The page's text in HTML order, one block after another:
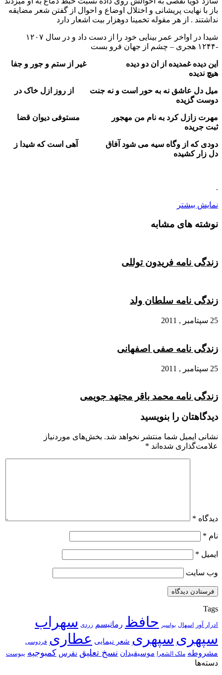
باز با نهایت پریشانی و اختلال اوضاع و احوال از گفتن شعر مضایقه
نداشتند . از هر مقوله تخمینا دوهزار بیت اشعار دارد
شیدا در اواخر عمر بینایی خود را از دست داد و در سال ۱۲۰۷
-۱۲۴۴ هجری – چشم از جهان فرو بست
این دیده غمدیده از ان دو دیده غیر از ستم و جور و جفا
هیچ ندیده
میل دل عاشق نه به حور است و نه جنت از روز ازل خاک در
دوست گزیده
مهرت زازل کرد به نام من مهجور مستوفی دیوان قضا
ثبت جریده
دودی که از وگاه سیه می شود آفاق آهی است که شیدا ز
دل زار کشیده
.
نمایش بیشتر
نوشته های مشابه
زندگی نامه فریدون توللی
زندگی نامه سلطان ولد
25 سپتامبر , 2011
زندگی نامه صفی اصفهانی
25 سپتامبر , 2011
زندگی نامه محمد باقر مجتهد جویمی
دیدگاهتان را بنویسید
نشانی ایمیل شما منتشر نخواهد شد. بخش‌های موردنیاز
علامت‌گذاری شده‌اند *
دیدگاه *
نام *
ایمیل *
وب‌ سایت
Tags
ادرار آور اسهال بواسیر حافظ رماتیسم زردی سهراب
سپهری سپهری شعر نیمایی عطاری فردوسی
مشروطه ملک الشعرا موسیقیدان نسخ تعلیق نقرس کمبوجیه یبوست
دسته‌ها